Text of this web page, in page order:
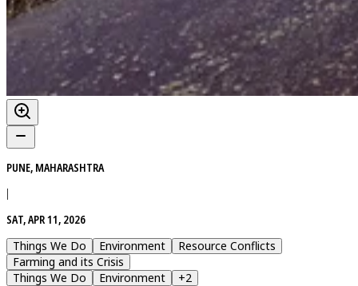
PUNE, MAHARASHTRA
|
SAT, APR 11, 2026
Things We Do
Environment
Resource Conflicts
Farming and its Crisis
Things We Do
Environment +2